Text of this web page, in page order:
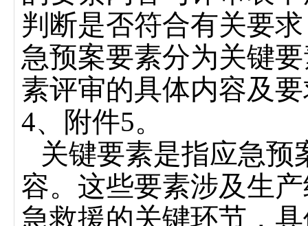
判断是否符合有关要
急预案要素分为关键
素评审的具体内容及
4、附件5。
关键要素是指应急预
容。这些要素涉及生
急救援的关键环节，